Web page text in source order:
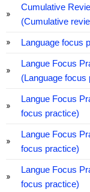
Cumulative
(Cumulative
Language focus
Langue Focus
(Language focus
Langue Focus
focus practice)
Langue Focus
focus practice)
Langue Focus
focus practice)